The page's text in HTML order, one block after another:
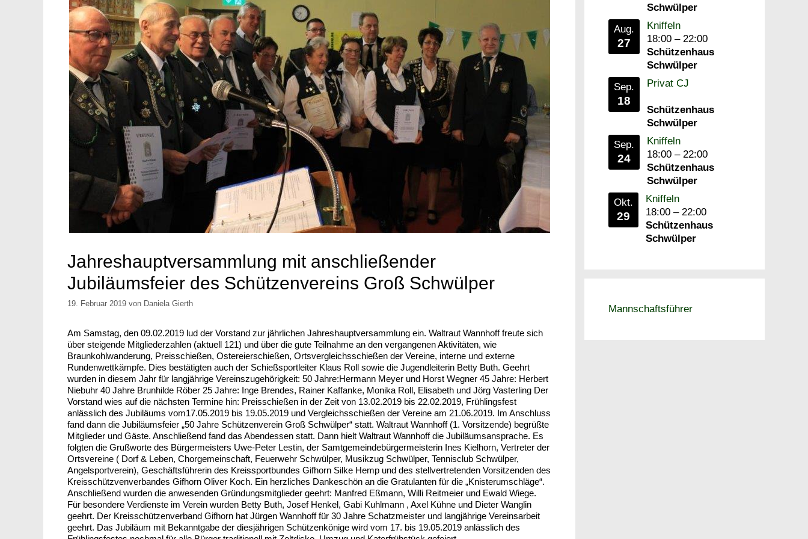
Jahreshauptversammlung mit anschließender
Jubiläumsfeier des Schützenvereins Groß Schwülper
19. Februar 2019 von Daniela Gierth
Am Samstag, den 09.02.2019 lud der Vorstand zur jährlichen Jahreshauptversammlung ein. Waltraut Wannhoff freute sich
über steigende Mitgliederzahlen (aktuell 121) und über die gute Teilnahme an den vergangenen Aktivitäten, wie
Braunkohlwanderung, Preisschießen, Ostereierschießen, Ortsvergleichsschießen der Vereine, interne und externe
Rundenwettkämpfe. Dies bestätigten auch der Schießsportleiter Klaus Roll sowie die Jugendleiterin Betty Buth. Geehrt
wurden in diesem Jahr für langjährige Vereinszugehörigkeit: 50 Jahre:Hermann Meyer und Horst Wegner 45 Jahre: Herbert
Niebuhr 40 Jahre Brunhilde Röber 25 Jahre: Inge Brendes, Rainer Kaffanke, Monika Roll, Elisabeth und Jörg Vasterling Der
Vorstand wies auf die nächsten Termine hin: Preisschießen in der Zeit von 13.02.2019 bis 22.02.2019, Frühlingsfest
anlässlich des Jubiläums vom17.05.2019 bis 19.05.2019 und Vergleichsschießen der Vereine am 21.06.2019. Im Anschluss
fand dann die Jubiläumsfeier „50 Jahre Schützenverein Groß Schwülper“ statt. Waltraut Wannhoff (1. Vorsitzende) begrüßte
Mitglieder und Gäste. Anschließend fand das Abendessen statt. Dann hielt Waltraut Wannhoff die Jubiläumsansprache. Es
folgten die Grußworte des Bürgermeisters Uwe-Peter Lestin, der Samtgemeindebürgermeisterin Ines Kielhorn, Vertreter der
Ortsvereine ( Dorf & Leben, Chorgemeinschaft, Feuerwehr Schwülper, Musikzug Schwülper, Tennisclub Schwülper,
Angelsportverein), Geschäftsführerin des Kreissportbundes Gifhorn Silke Hemp und des stellvertretenden Vorsitzenden des
Kreisschützvenverbandes Gifhorn Oliver Koch. Ein herzliches Dankeschön an die Gratulanten für die „Knisterumschläge“.
Anschließend wurden die anwesenden Gründungsmitglieder geehrt: Manfred Eßmann, Willi Reitmeier und Ewald Wiege.
Für besondere Verdienste im Verein wurden Betty Buth, Josef Henkel, Gabi Kuhlmann , Axel Kühne und Dieter Wanglin
geehrt. Der Kreisschützenverband Gifhorn hat Jürgen Wannhoff für 30 Jahre Schatzmeister und langjährige Vereinsarbeit
geehrt. Das Jubiläum mit Bekanntgabe der diesjährigen Schützenkönige wird vom 17. bis 19.05.2019 anlässlich des
Schwülper
Aug.
27
Kniffeln
18:00 – 22:00
Schützenhaus
Schwülper
Sep.
18
Privat CJ
Schützenhaus
Schwülper
Sep.
24
Kniffeln
18:00 – 22:00
Schützenhaus
Schwülper
Okt.
29
Kniffeln
18:00 – 22:00
Schützenhaus
Schwülper
Mannschaftsführer